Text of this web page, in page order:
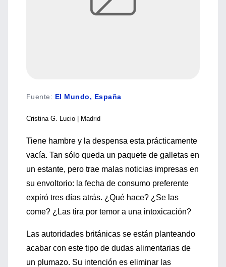
Fuente: El Mundo, España
Cristina G. Lucio | Madrid
Tiene hambre y la despensa esta prácticamente
vacía. Tan sólo queda un paquete de galletas en
un estante, pero trae malas noticias impresas en
su envoltorio: la fecha de consumo preferente
expiró tres días atrás. ¿Qué hace? ¿Se las
come? ¿Las tira por temor a una intoxicación?
Las autoridades británicas se están planteando
acabar con este tipo de dudas alimentarias de
un plumazo. Su intención es eliminar las